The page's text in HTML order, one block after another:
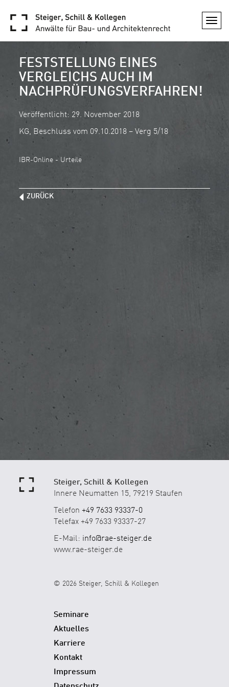
FESTSTELLUNG EINES
VERGLEICHS AUCH IM
NACHPRÜFUNGSVERFAHREN!
Veröffentlicht: 29. November 2018
KG, Beschluss vom 09.10.2018 – Verg 5/18
IBR-Online - Urteile
ZURÜCK
Steiger, Schill & Kollegen
Innere Neumatten 15, 79219 Staufen
Telefon +49 7633 93337-0
Telefax +49 7633 93337-27
E-Mail: info@rae-steiger.de
www.rae-steiger.de
© 2026 Steiger, Schill & Kollegen
Seminare
Aktuelles
Karriere
Kontakt
Impressum